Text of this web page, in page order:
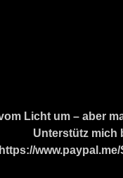
Licht um – aber
Unterstütz mich
https://